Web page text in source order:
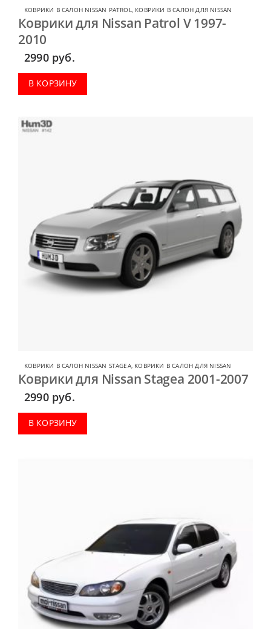
КОВРИКИ В САЛОН NISSAN PATROL, КОВРИКИ В САЛОН ДЛЯ NISSAN
Коврики для Nissan Patrol V 1997-
2010
2990 руб.
В КОРЗИНУ
КОВРИКИ В САЛОН NISSAN STAGEA, КОВРИКИ В САЛОН ДЛЯ NISSAN
Коврики для Nissan Stagea 2001-2007
2990 руб.
В КОРЗИНУ